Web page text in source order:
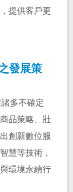
提供客戶更
發展策
多不確定
品策略、壯
創新數位服
慧等技術，
環境永續行